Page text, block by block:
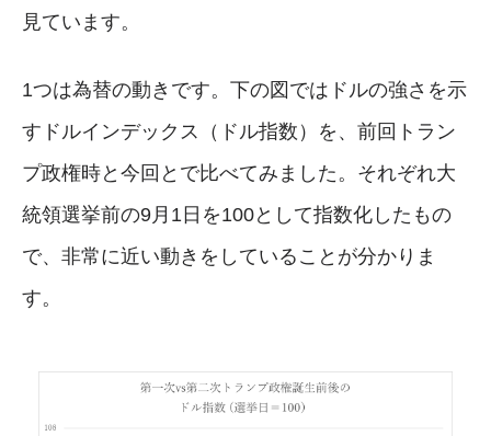
見ています。
1つは為替の動きです。下の図ではドルの強さを示
すドルインデックス（ドル指数）を、前回トラン
プ政権時と今回とで比べてみました。それぞれ大
統領選挙前の9月1日を100として指数化したもの
で、非常に近い動きをしていることが分かりま
す。